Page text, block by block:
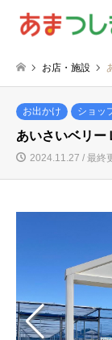
お店・施設
お出かけ ショッ
あいさいベリー
2024.11.27 / 最終